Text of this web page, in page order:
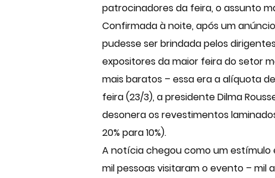
patrocinadores da feira, o assunto
Confirmada à noite, após um
pudesse ser brindada pelos
expositores da maior feira do setor
mais baratos – essa era a alíquota
feira (23/3), a presidente Dilma
desonera os revestimentos
20% para 10%).
A notícia chegou como um estímulo
mil pessoas visitaram o evento – mil